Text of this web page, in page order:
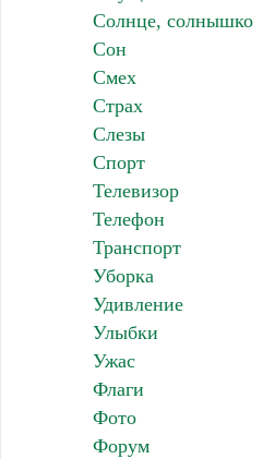
Солнце, солнышко
Сон
Смех
Страх
Слезы
Спорт
Телевизор
Телефон
Транспорт
Уборка
Удивление
Улыбки
Ужас
Флаги
Фото
Форум